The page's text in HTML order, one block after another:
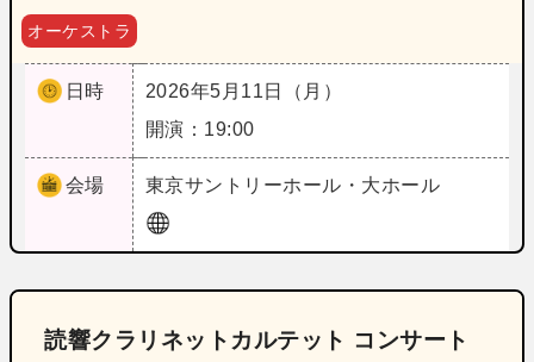
オーケストラ
日時
2026年5月11日（月）
開演：19:00
会場 東京サントリーホール・大ホール
読響クラリネットカルテット コンサート